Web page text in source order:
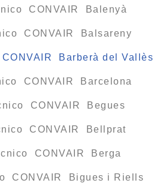
CONVAIR Balenyà
CONVAIR Balsareny
Barberà del Vallès
CONVAIR Barcelona
CONVAIR Begues
CONVAIR Bellprat
CONVAIR Berga
CONVAIR Bigues i Riells